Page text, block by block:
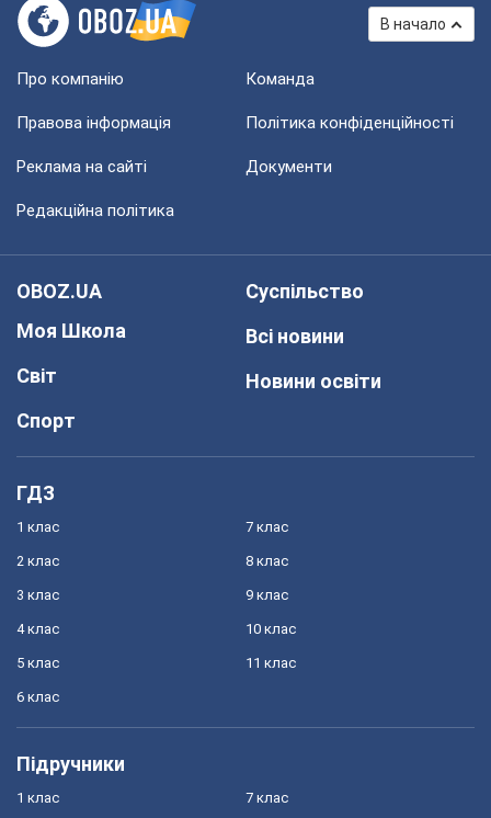
В начало
Про компанію Команда
Правова інформація Політика конфіденційності
Реклама на сайті Документи
Редакційна політика
OBOZ.UA
Моя Школа
Світ
Спорт
Суспільство
Всі новини
Новини освіти
ГДЗ
1 клас
2 клас
3 клас
4 клас
5 клас
6 клас
7 клас
8 клас
9 клас
10 клас
11 клас
Підручники
1 клас 7 клас